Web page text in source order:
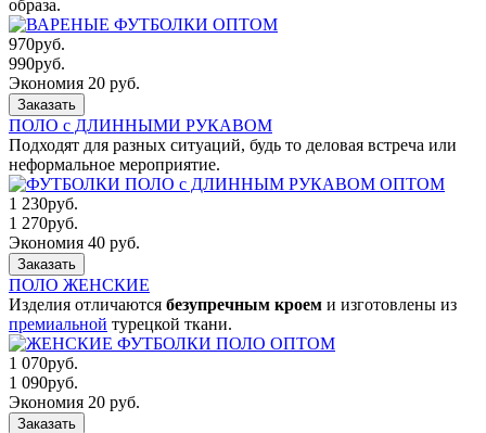
образа.
970руб.
990руб.
Экономия 20 руб.
Заказать
ПОЛО с ДЛИННЫМИ РУКАВОМ
Подходят для разных ситуаций, будь то деловая встреча или
неформальное мероприятие.
1 230руб.
1 270руб.
Экономия 40 руб.
Заказать
ПОЛО ЖЕНСКИЕ
Изделия отличаются безупречным кроем и изготовлены из
премиальной турецкой ткани.
1 070руб.
1 090руб.
Экономия 20 руб.
Заказать